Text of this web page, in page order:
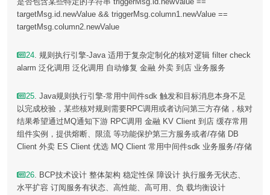
targetMsg.id.newValue && triggerMsg.column1.newValue ==
targetMsg.column2.newValue
24. 规则执行引擎-Java 适用于复杂定制化的核对逻辑 filter check
alarm 泛化调用 泛化调用 自动修复 金融 外卖 到店 业务服务
25. Java规则执行引擎-常用中间件sdk 触发和目标消息本身不足
以完成校验，某些核对规则需要RPC调用或者访问第三方存储，核对
结果希望通过MQ通知下游 RPC调用 金融 KV Client 到店 缓存常用
组件实例，提供熔断、限流 等功能保护第三方服务或者/存储 DB
Client 外卖 ES Client 优选 MQ Client 常用中间件sdk 业务服务/存储
26. BCP技术设计 整体架构 稳定性保 障设计 执行服务无状态、
水平扩容 订阅服务有状态、高性能、高可用、负 载均衡设计